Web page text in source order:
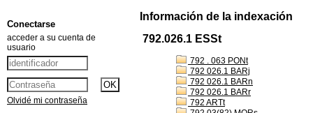
Información de la indexación
792.026.1 ESSt
792 . 063 PONt
792 026.1 BARj
792 026.1 BARn
792 026.1 BARr
792 ARTt
Conectarse
acceder a su cuenta de
usuario
Olvidé mi contraseña